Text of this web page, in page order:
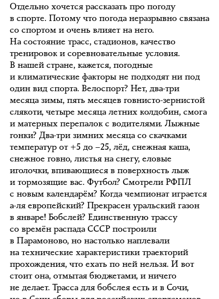
Отдельно хочется рассказать про погоду
в спорте. Потому что погода неразрывно связана
со спортом и очень влияет на него.
На состояние трасс, стадионов, качество
тренировок и соревновательные условия.
В нашей стране, кажется, погодные
и климатические факторы не подходят ни под
один вид спорта. Велоспорт? Нет, два-три
месяца зимы, пять месяцев говнисто-зернистой
слякоти, четыре месяца летних колдобин, смога
и матерных перепалок с водителями. Лыжные
гонки? Два-три зимних месяца со скачками
температур от +5 до –25, лёд, снежная каша,
снежное говно, листья на снегу, еловые
иголочки, впивающиеся в поверхность лыж
и тормозящие вас. Футбол? Смотрели РФПЛ
с новым календарём? Когда чемпионат играется
а-ля европейский? Прекрасен уральский газон
в январе! Бобслей? Единственную трассу
со времён распада СССР построили
в Парамоново, но настолько наплевали
на технические характеристики траекторий
прохождения, что ехать по ней нельзя. И вот
стоит она, отмытая бюджетами, и ничего
не делает. Трасса для бобслея есть и в Сочи,